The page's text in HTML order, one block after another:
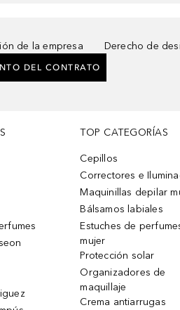
de la empresa Derecho de
DEL CONTRATO
TOP CATEGORÍAS
Cepillos
Correctores e
Maquinillas depilar
Bálsamos labiales
Estuches de
mujer
Protección solar
Organizadores de
maquillaje
Crema antiarrugas